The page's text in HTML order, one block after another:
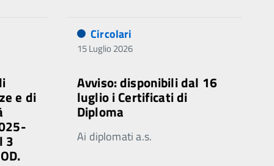
e di
3
Circolari
15 Luglio 2026
Avviso: disponibili dal 16
luglio i Certificati di
Diploma
Ai diplomati a.s.